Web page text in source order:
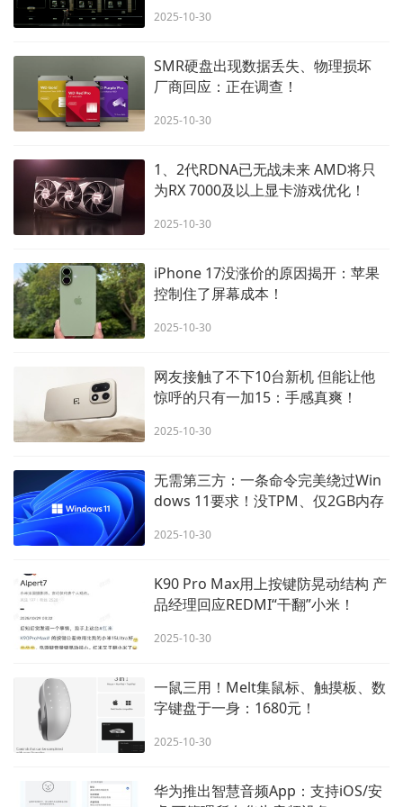
2025-10-30
SMR硬盘出现数据丢失、物理损坏
厂商回应：正在调查！
2025-10-30
1、2代RDNA已无战未来 AMD将只
为RX 7000及以上显卡游戏优化！
2025-10-30
iPhone 17没涨价的原因揭开：苹果
控制住了屏幕成本！
2025-10-30
网友接触了不下10台新机 但能让他
惊呼的只有一加15：手感真爽！
2025-10-30
无需第三方：一条命令完美绕过Win
dows 11要求！没TPM、仅2GB内存
2025-10-30
K90 Pro Max用上按键防晃动结构 产
品经理回应REDMI“干翻”小米！
2025-10-30
一鼠三用！Melt集鼠标、触摸板、数
字键盘于一身：1680元！
2025-10-30
华为推出智慧音频App：支持iOS/安